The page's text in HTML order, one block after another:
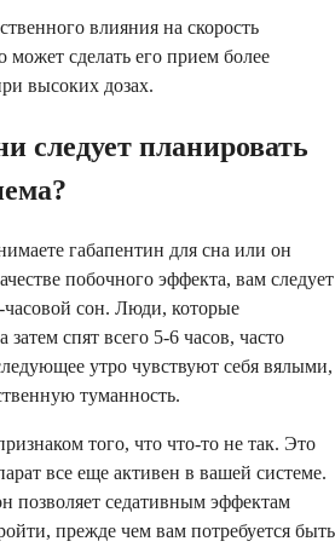
влияния на скорость
может сделать его прием более
высоких дозах.
следует планировать
габапентин для сна или он
побочного эффекта, вам следует
сон. Люди, которые
спят всего 5-6 часов, часто
утро чувствуют себя вялыми,
туманность.
того, что что-то не так. Это
все еще активен в вашей системе.
позволяет седативным эффектам
прежде чем вам потребуется быть